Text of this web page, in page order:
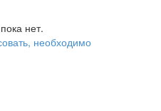
нет.
необходимо